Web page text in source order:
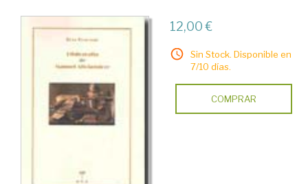
12,00 €
Sin Stock. Disponible en
7/10 días.
COMPRAR